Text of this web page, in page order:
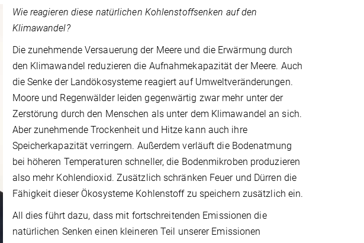
Wie reagieren diese natürlichen Kohlenstoffsenken auf den
Klimawandel?
Die zunehmende Versauerung der Meere und die Erwärmung durch
den Klimawandel reduzieren die Aufnahmekapazität der Meere. Auch
die Senke der Landökosysteme reagiert auf Umweltveränderungen.
Moore und Regenwälder leiden gegenwärtig zwar mehr unter der
Zerstörung durch den Menschen als unter dem Klimawandel an sich.
Aber zunehmende Trockenheit und Hitze kann auch ihre
Speicherkapazität verringern. Außerdem verläuft die Bodenatmung
bei höheren Temperaturen schneller, die Bodenmikroben produzieren
also mehr Kohlendioxid. Zusätzlich schränken Feuer und Dürren die
Fähigkeit dieser Ökosysteme Kohlenstoff zu speichern zusätzlich ein.
All dies führt dazu, dass mit fortschreitenden Emissionen die
natürlichen Senken einen kleineren Teil unserer Emissionen